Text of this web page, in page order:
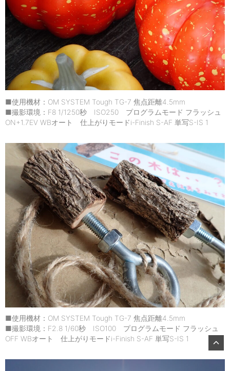
■使用機材：OM SYSTEM Tough TG-7 焦点距離4.5mm
■撮影環境：F8 1/1250秒 ISO250 プログラムモード フラッシュ
ON+1.7EV WBオート 仕上がりモードi-Finish S-AF 単写S-IS 1
■使用機材：OM SYSTEM Tough TG-7 焦点距離4.5mm
■撮影環境：F2.8 1/60秒 ISO100 プログラムモード フラッシュ
OFF WBオート 仕上がりモードi-Finish S-AF 単写S-IS 1